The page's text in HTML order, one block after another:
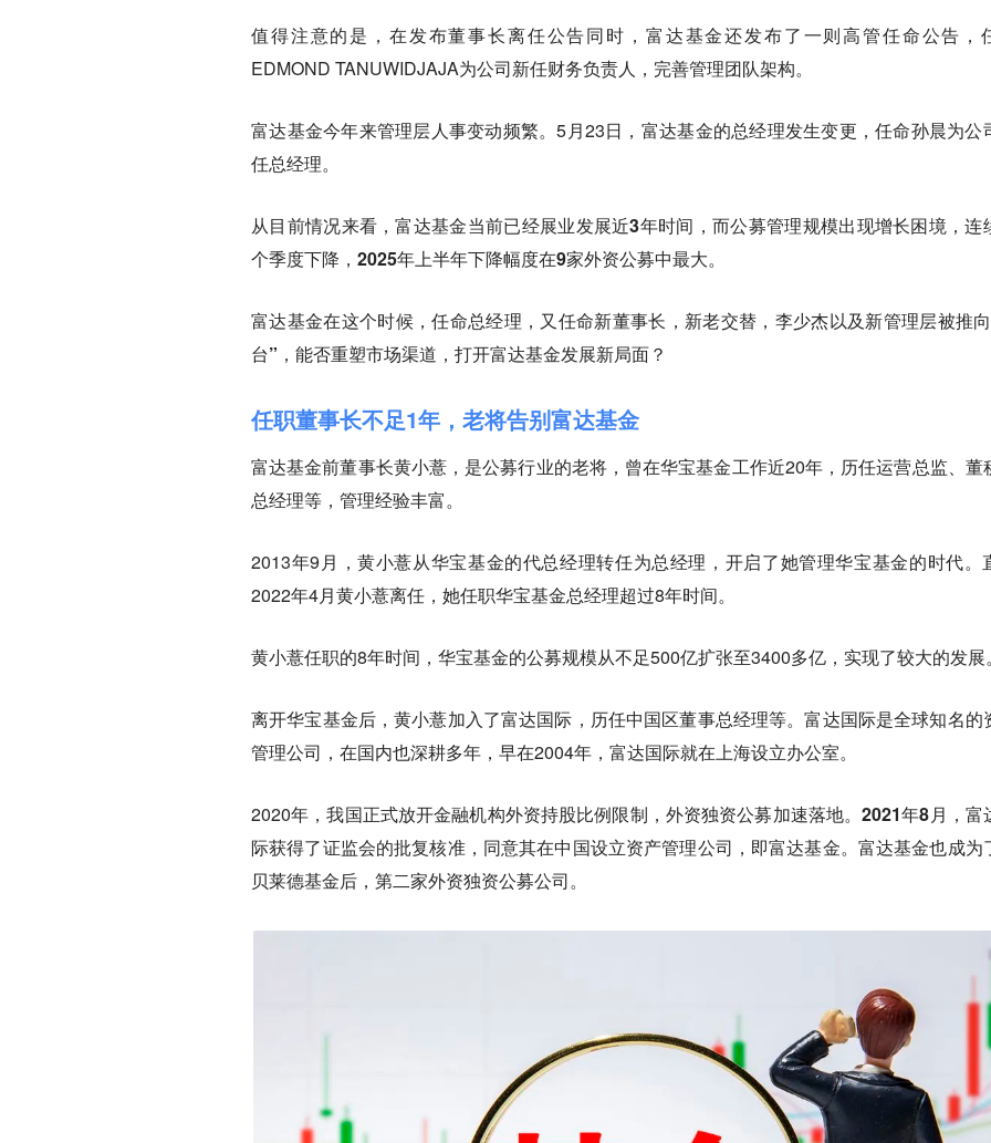
值得注意的是，在发布董事长离任公告同时，富达基金还发布了一则高管任命公告，
EDMOND TANUWIDJAJA为公司新任财务负责人，完善管理团队架构。
富达基金今年来管理层人事变动频繁。5月23日，富达基金的总经理发生变更，任命孙晨为公
任总经理。
从目前情况来看，富达基金当前已经展业发展近3年时间，而公募管理规模出现增长困境，连
个季度下降，2025年上半年下降幅度在9家外资公募中最大。
富达基金在这个时候，任命总经理，又任命新董事长，新老交替，李少杰以及新管理层被推
台”，能否重塑市场渠道，打开富达基金发展新局面？
任职董事长不足1年，老将告别富达基金
富达基金前董事长黄小薏，是公募行业的老将，曾在华宝基金工作近20年，历任运营总监、董
总经理等，管理经验丰富。
2013年9月，黄小薏从华宝基金的代总经理转任为总经理，开启了她管理华宝基金的时代。
2022年4月黄小薏离任，她任职华宝基金总经理超过8年时间。
黄小薏任职的8年时间，华宝基金的公募规模从不足500亿扩张至3400多亿，实现了较大的发展
离开华宝基金后，黄小薏加入了富达国际，历任中国区董事总经理等。富达国际是全球知名的
管理公司，在国内也深耕多年，早在2004年，富达国际就在上海设立办公室。
2020年，我国正式放开金融机构外资持股比例限制，外资独资公募加速落地。2021年8月，富
际获得了证监会的批复核准，同意其在中国设立资产管理公司，即富达基金。富达基金也成为
贝莱德基金后，第二家外资独资公募公司。